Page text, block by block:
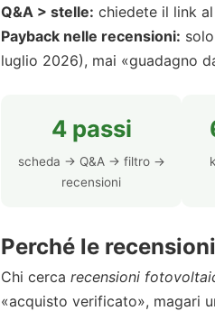
Q&A > stelle: chiedete il link
Payback nelle recensioni: solo
luglio 2026), mai «guadagno
4 passi
scheda → Q&A → filtro →
recensioni
Perché le
Chi cerca recensioni
«acquisto verificato», magari